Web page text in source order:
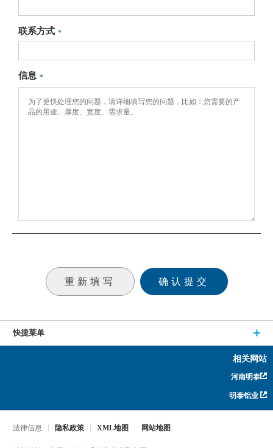
联系方式 *
信息 *
快捷菜单
相关网站
河南明泰
明泰铝业
法律信息 隐私政策 XML地图 网站地图